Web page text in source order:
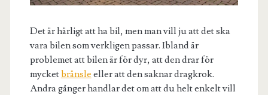
Det är härligt att ha bil, men man vill ju att det ska
vara bilen som verkligen passar. Ibland är
problemet att bilen är för dyr, att den drar för
mycketbränsle eller att den saknar dragkrok.
Andra gånger handlar det om att du helt enkelt vill